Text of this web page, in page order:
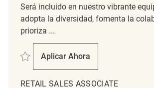
Será incluido en nuestro vibrante
adopta la diversidad, fomenta la
prioriza ...
Salvar Retail Sales Assocciette REQ133014
Aplicar Ahora
Retail Sales Assocciette
RETAIL SALES ASSOCIATE